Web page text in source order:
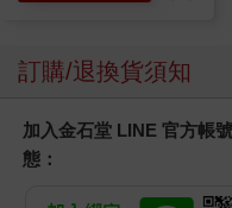
訂購/退換貨須知
加入金石堂 LINE 官方帳
態：